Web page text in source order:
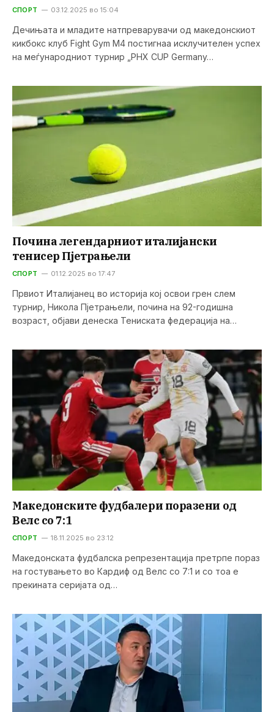
СПОРТ 03.12.2025 во 15:04
Дечињата и младите натпреварувачи од македонскиот
кикбокс клуб Fight Gym M4 постигнаа исклучителен успех
на меѓународниот турнир „PHX CUP Germany…
Почина легендарниот италијански
тенисер Пјетрањели
СПОРТ 01.12.2025 во 17:47
Првиот Италијанец во историја кој освои грен слем
турнир, Никола Пјетрањели, почина на 92-годишна
возраст, објави денеска Тениската федерација на…
Македонските фудбалери поразени од
Велс со 7:1
СПОРТ 18.11.2025 во 23:12
Македонската фудбалска репрезентација претрпе пораз
на гостувањето во Кардиф од Велс со 7:1 и со тоа е
прекината серијата од…